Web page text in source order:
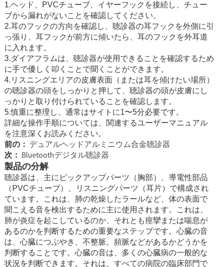
1.ヘッド、PVCチューブ、イヤーフックを接続し、チュー
ブから漏れがないことを確認してください。
2.耳のフックの方向を確認し、聴診器の耳フックを外側に引
っ張り、耳フックが前方に傾いたら、耳のフックを外耳道
に入れます。
3.ダイアフラムは、聴診器が使用できることを確認するため
に手で優しく叩くことで聞くことができます。
4.リスニングエリアの皮膚表面（または耳を傾けたい場所）
の聴診器の頭をしっかりと押して、聴診器の頭が皮膚にし
っかりと取り付けられていることを確認します。
5.慎重に整理し、通常はサイトに1〜5分必要です。
詳細な操作手順については、関連するユーザーマニュアル
を注意深くお読みください。
前の： デュアルヘッドアルミニウム合金聴診器
次： Bluetoothデジタル聴診器
製品の分解
聴診器は、主にピックアップパーツ（胸部）、導電性部品
（PVCチューブ）、リスニングパーツ（耳片）で構成され
ています。これは、肺の乾燥したラールなど、体の表面で
聞こえる音を検出するために主に使用されます。これは、
肺が炎症を起こしているのか、それとも痙攣または喘息が
あるのか​​を判断するための重要なステップです。心臓の音
は、心臓につぶやき、不整脈、頻脈などがあるかどうかを
判断することです。心臓の音は、多くの心臓病の一般的な
状況を判断できます。それは、すべての病院の臨床部門で